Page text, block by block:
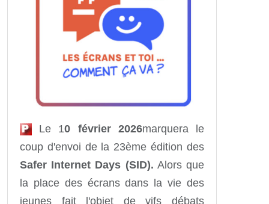
Le 10 février 2026marquera le
coup d'envoi de la 23ème édition des
Safer Internet Days (SID). Alors que
la place des écrans dans la vie des
jeunes fait l'objet de vifs débats